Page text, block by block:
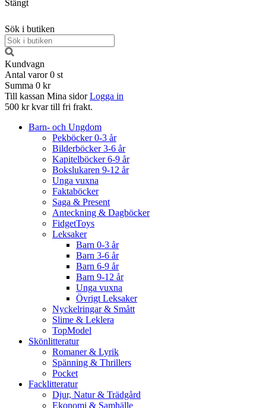
Stängt
Sök i butiken
Kundvagn
Antal varor 0 st
Summa 0 kr
Till kassan Mina sidor Logga in
500 kr kvar till fri frakt.
Barn- och Ungdom
Pekböcker 0-3 år
Bilderböcker 3-6 år
Kapitelböcker 6-9 år
Bokslukaren 9-12 år
Unga vuxna
Faktaböcker
Saga & Present
Anteckning & Dagböcker
FidgetToys
Leksaker
Barn 0-3 år
Barn 3-6 år
Barn 6-9 år
Barn 9-12 år
Unga vuxna
Övrigt Leksaker
Nyckelringar & Smått
Slime & Leklera
TopModel
Skönlitteratur
Romaner & Lyrik
Spänning & Thrillers
Pocket
Facklitteratur
Djur, Natur & Trädgård
Ekonomi & Samhälle